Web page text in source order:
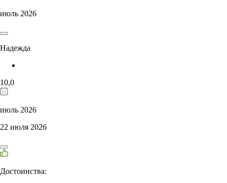
июль 2026
Надежда
10,0
июль 2026
22 июля 2026
Достоинства: